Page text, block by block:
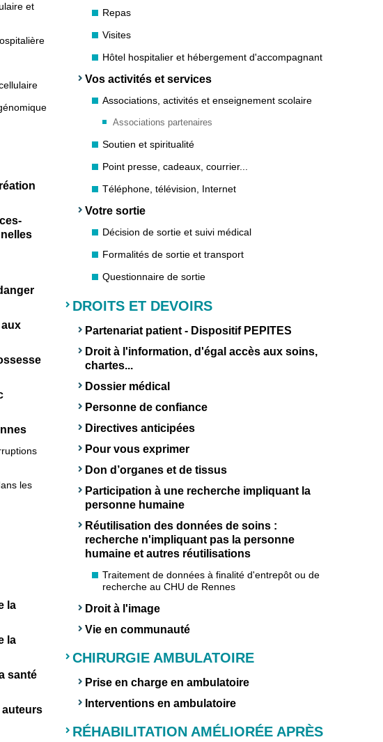
et
les
la
la
santé
Repas
Visites
Hôtel hospitalier et hébergement d'accompagnant
Vos activités et services
Associations, activités et enseignement scolaire
Associations partenaires
Soutien et spiritualité
Point presse, cadeaux, courrier...
Téléphone, télévision, Internet
Votre sortie
Décision de sortie et suivi médical
Formalités de sortie et transport
Questionnaire de sortie
DROITS ET DEVOIRS
Partenariat patient - Dispositif PEPITES
Droit à l'information, d'égal accès aux soins,
chartes...
Dossier médical
Personne de confiance
Directives anticipées
Pour vous exprimer
Don d’organes et de tissus
Participation à une recherche impliquant la
personne humaine
Réutilisation des données de soins :
recherche n'impliquant pas la personne
humaine et autres réutilisations
Traitement de données à finalité d'entrepôt ou de
recherche au CHU de Rennes
Droit à l'image
Vie en communauté
CHIRURGIE AMBULATOIRE
Prise en charge en ambulatoire
Interventions en ambulatoire
RÉHABILITATION AMÉLIORÉE APRÈS